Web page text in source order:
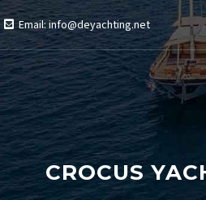
Email: info@deyachting.net
CROCUS